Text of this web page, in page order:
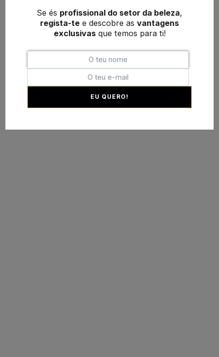
Se és profissional do setor da beleza,
regista-te e descobre as vantagens
exclusivasque temos para ti!
EU QUERO!